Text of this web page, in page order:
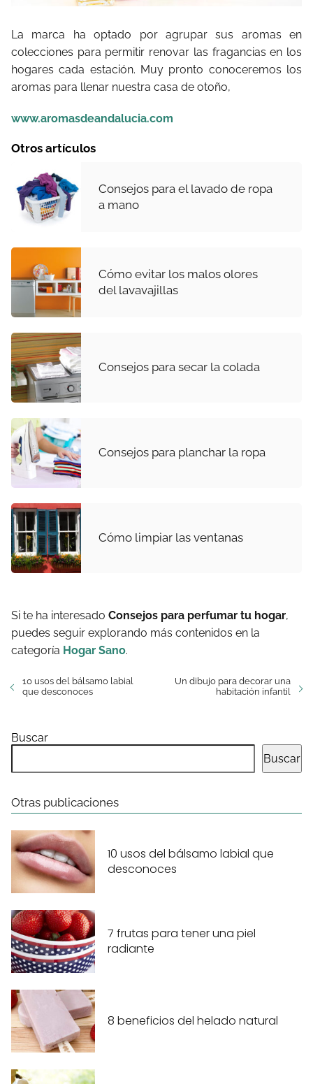
La marca ha optado por agrupar sus aromas en
colecciones para permitir renovar las fragancias en los
hogares cada estación. Muy pronto conoceremos los
aromas para llenar nuestra casa de otoño,
www.aromasdeandalucia.com
Otros artículos
Consejos para el lavado de ropa
a mano
Cómo evitar los malos olores
del lavavajillas
Consejos para secar la colada
Consejos para planchar la ropa
Cómo limpiar las ventanas
Si te ha interesado Consejos para perfumar tu hogar,
puedes seguir explorando más contenidos en la
categoría Hogar Sano.
10 usos del bálsamo labial
que desconoces
Un dibujo para decorar una
habitación infantil
Buscar
Buscar
Otras publicaciones
10 usos del bálsamo labial que
desconoces
7 frutas para tener una piel
radiante
8 beneficios del helado natural